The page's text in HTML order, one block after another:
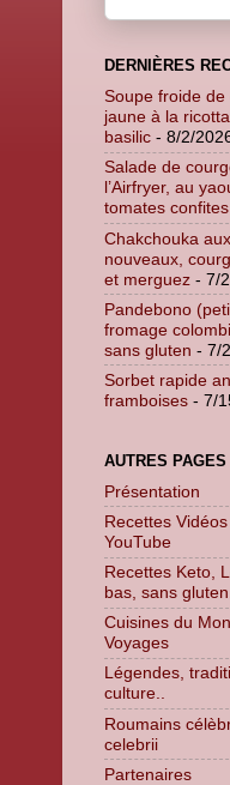
DERNIÈRES
Soupe froide
jaune à la
basilic - 8/2/
Salade de
l’Airfryer, au
tomates confites
Chakchouka
nouveaux,
et merguez - 7/
Pandebono
fromage
sans gluten - 7/
Sorbet rapide
framboises - 7/
AUTRES PAGES
Présentation
Recettes
YouTube
Recettes Keto,
bas, sans
Cuisines du
Voyages
Légendes,
culture..
Roumains
celebrii
Partenaires